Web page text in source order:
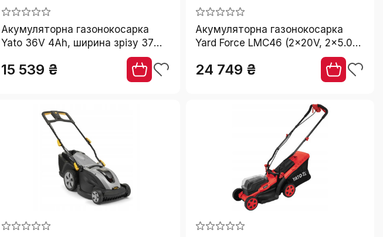
Акумуляторна газонокосарка
Yato 36V 4Ah, ширина зрізу 37
см, з травозбірником 35 л
15 539 ₴
Акумуляторна газонокосарка
Yard Force LMC46 (2x20V, 2x5.0
24 749 ₴